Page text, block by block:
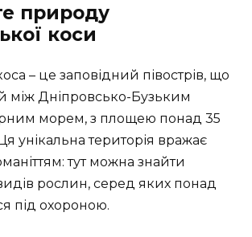
природу
коси
– це заповідний півострів, що
між Дніпровсько-Бузьким
морем, з площею понад 35
унікальна територія вражає
тут можна знайти
рослин, серед яких понад
під охороною.